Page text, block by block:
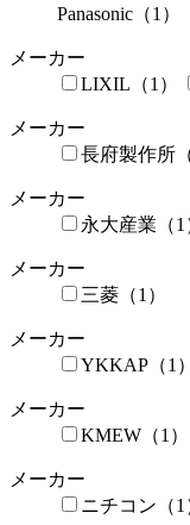
Panasonic（1）
メーカー
LIXIL（1）
メーカー
長府製作所（
メーカー
永大産業（1
メーカー
三菱（1）
メーカー
YKKAP（1）
メーカー
KMEW（1）
メーカー
ニチコン（1